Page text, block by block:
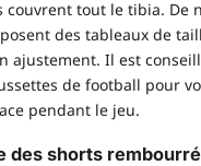
couvrent tout le tibia. De
des tableaux de
ajustement. Il est
de football pour
pendant le jeu.
des shorts